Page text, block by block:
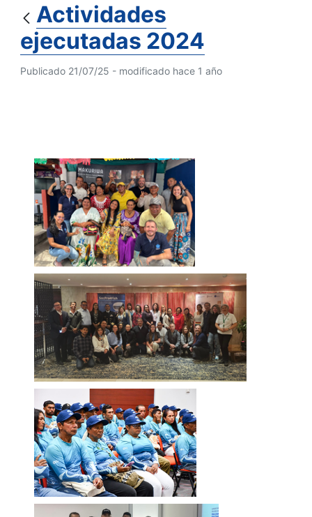
Actividades
ejecutadas 2024
Publicado 21/07/25 - modificado hace 1 año